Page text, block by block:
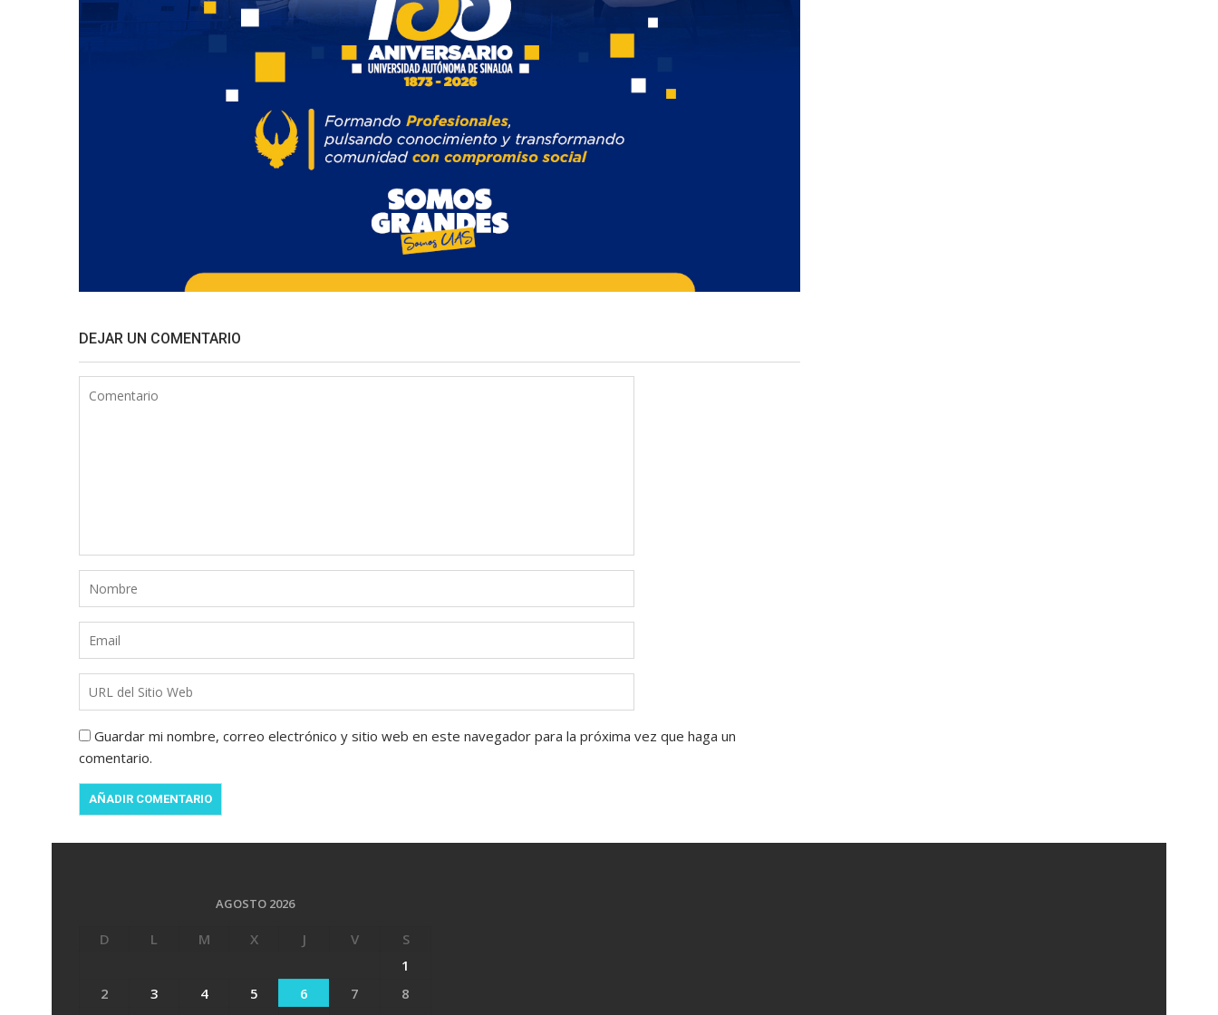
DEJAR UN COMENTARIO
Guardar mi nombre, correo electrónico y sitio web en este navegador para la próxima vez que haga un
comentario.
AGOSTO 2026
D L M X J V
S
1
2
3 4 5 6 7
8